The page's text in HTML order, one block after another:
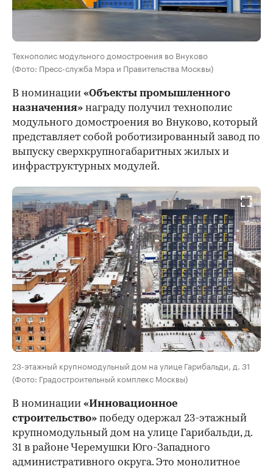
Технополис модульного домостроения во Внуково
(Фото: Пресс-служба Мэра и Правительства Москвы)
В номинации «Объекты промышленного
назначения» награду получил технополис
модульного домостроения во Внуково, который
представляет собой роботизированный завод по
выпуску сверхкрупногабаритных жилых и
инфраструктурных модулей.
23-этажный крупномодульный дом на улице Гарибальди, д. 31
(Фото: Градостроительный комплекс Москвы)
В номинации «Инновационное
строительство» победу одержал 23-этажный
крупномодульный дом на улице Гарибальди, д.
31 в районе Черемушки Юго-Западного
административного округа. Это монолитное